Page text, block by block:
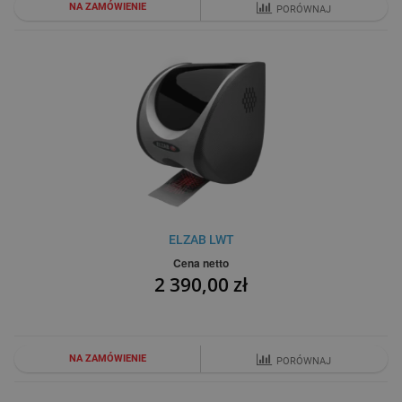
NA ZAMÓWIENIE PORÓWNAJ
ELZAB LWT
Cena netto
2 390,00 zł
NA ZAMÓWIENIE PORÓWNAJ